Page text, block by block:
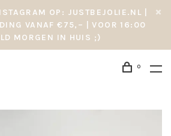
OP: JUSTBEJOLIE.NL |
VANAF €75,– | VOOR 16:00
MORGEN IN HUIS ;)
0